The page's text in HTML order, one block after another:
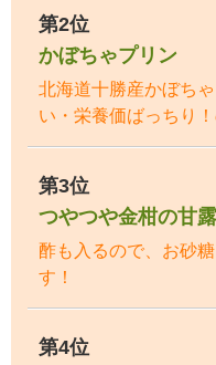
第2位
かぼちゃプリン
北海道十勝産かぼち
い・栄養価ばっちり
第3位
つやつや金柑の甘
酢も入るので、お砂
す！
第4位